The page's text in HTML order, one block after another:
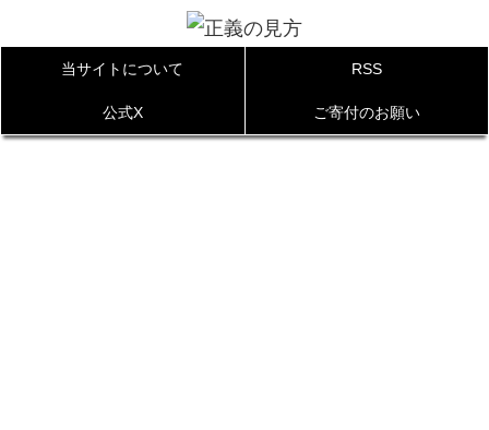
当サイトについて RSS
公式X ご寄付のお願い